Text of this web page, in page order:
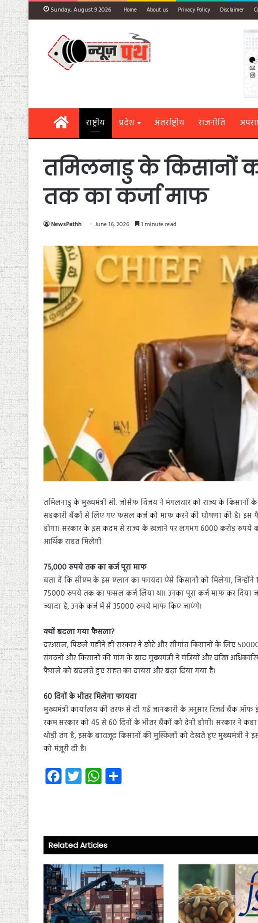
Sunday, August 9 2026 Home About us Privacy Policy Disclaimer
Homeराष्ट्रीय प्रदेश अंतर्राष्ट्रीय राजनीति
तमिलनाडु के किसानों
तक का कर्जा माफ
NewsPathh June 16, 2026 1 minute read
तमिलनाडु के मुख्यमंत्री सी. जोसेफ विजय ने मंगलवार को राज्य के किसानों
सहकारी बैंकों से लिए गए फसल कर्ज को माफ करने की घोषणा की है। इस
होगा। सरकार के इस कदम से राज्य के खजाने पर लगभग 6000 करोड़ रुपये
आर्थिक राहत मिलेगी
75,000 रुपये तक का कर्ज पूरा माफ
बता दें कि सीएम के इस एलान का फायदा ऐसे किसानों को मिलेगा,
75000 रुपये तक का फसल कर्ज लिया था। उनका पूरा कर्ज माफ कर दिया
ज्यादा है, उनके कर्ज में से 35000 रुपये माफ किए जाएंगे।
क्यों बदला गया फैसला?
दरअसल, पिछले महीने ही सरकार ने छोटे और सीमांत किसानों के लिए
संगठनों और किसानों की मांग के बाद मुख्यमंत्री ने मंत्रियों और वरिष्ठ
फैसले को बदलते हुए राहत का दायरा और बढ़ा दिया गया है।
60 दिनों के भीतर मिलेगा फायदा
मुख्यमंत्री कार्यालय की तरफ से दी गई जानकारी के अनुसार रिजर्व बैंक
रकम सरकार को 45 से 60 दिनों के भीतर बैंकों को देनी होगी। सरकार ने कहा
थोड़ी तंग है, इसके बावजूद किसानों की मुश्किलों को देखते हुए मुख्यमंत्री
को मंजूरी दी है।
Fa
ce
ok
T
wi
W
ha
p
p
Related Articles